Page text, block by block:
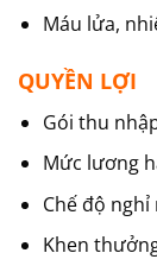
Máu lửa,
QUYỀN LỢI
Gói thu
Mức lương
Chế độ
Khen